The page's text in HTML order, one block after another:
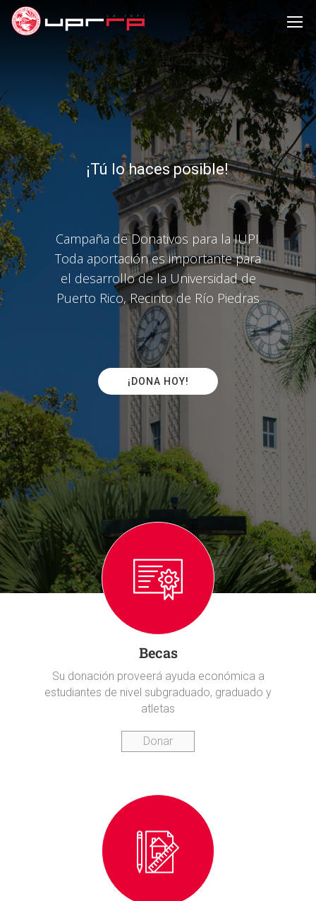
¡Tú lo haces posible!
Campaña de Donativos para la IUPI.
Toda aportación es importante para
el desarrollo de la Universidad de
Puerto Rico, Recinto de Río Piedras
¡DONA HOY!
Becas
Su donación proveerá ayuda económica a
estudiantes de nivel subgraduado, graduado y
atletas
Donar